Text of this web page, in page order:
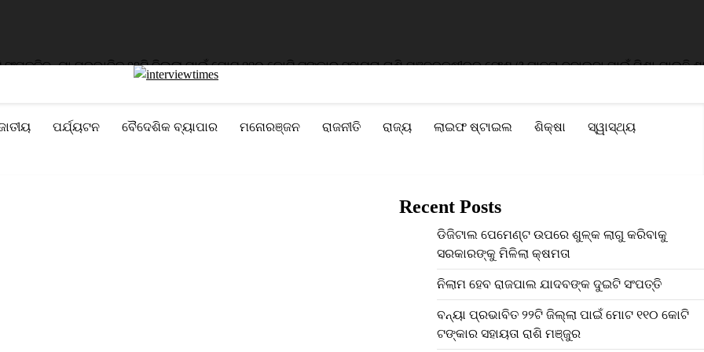
ବନ୍ୟା ପ୍ରଭାବିତ ୨୨ଟି ଜିଲ୍ଲା ପାଇଁ ମୋଟ ୧୧୦ କୋଟି ଟଙ୍କାର ସହାୟତା ରାଶି ମଞ୍ଜୁରକ୍ଷୀରର ଫେଣ ଓ ଗାଢ଼ତା ବଢ଼ାଇବା ପାଇଁ ମିଶା ଯାଉଛି ଶାମ୍ପୁ
ପର୍ଯ୍ୟଟନ ବୈଦେଶିକ ବ୍ୟାପାର ମନୋରଞ୍ଜନ ରାଜନୀତି ରାଜ୍ୟ ଲାଇଫ ଷ୍ଟାଇଲ ଶିକ୍ଷା ସ୍ୱାସ୍ଥ୍ୟ
Recent Posts
ଡିଜିଟାଲ ପେମେଣ୍ଟ ଉପରେ ଶୁଳ୍କ ଲାଗୁ କରିବାକୁ
ସରକାରଙ୍କୁ ମିଳିଲା କ୍ଷମତା
ନିଲାମ ହେବ ରାଜପାଲ ଯାଦବଙ୍କ ଦୁଇଟି ସଂପତ୍ତି
ବନ୍ୟା ପ୍ରଭାବିତ ୨୨ଟି ଜିଲ୍ଲା ପାଇଁ ମୋଟ ୧୧୦ କୋଟି
ଟଙ୍କାର ସହାୟତା ରାଶି ମଞ୍ଜୁର